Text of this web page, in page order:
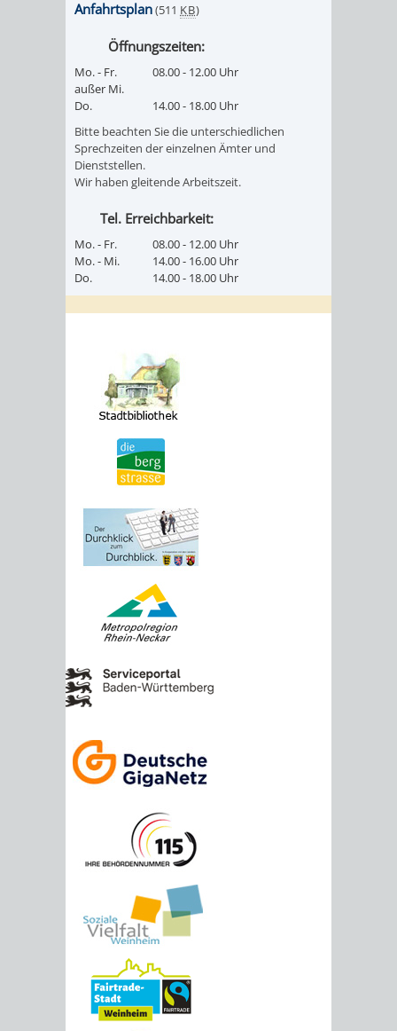
Anfahrtsplan(511 KB)
Öffnungszeiten:
Mo. - Fr.
außer Mi.
08.00 - 12.00 Uhr
Do.
14.00 - 18.00 Uhr
Bitte beachten Sie die unterschiedlichen
Sprechzeiten der einzelnen Ämter und
Dienststellen.
Wir haben gleitende Arbeitszeit.
Tel. Erreichbarkeit:
Mo. - Fr.
08.00 - 12.00 Uhr
Mo. - Mi.
14.00 - 16.00 Uhr
Do.
14.00 - 18.00 Uhr